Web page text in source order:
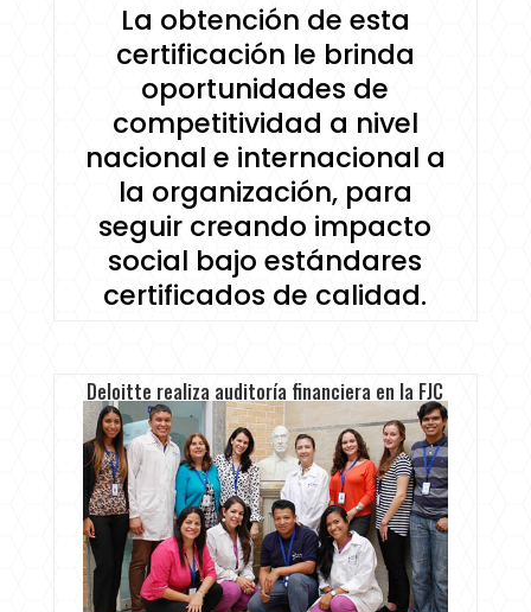
La obtención de esta
certificación le brinda
oportunidades de
competitividad a nivel
nacional e internacional a
la organización, para
seguir creando impacto
social bajo estándares
certificados de calidad.
Deloitte realiza auditoría financiera en la FJC